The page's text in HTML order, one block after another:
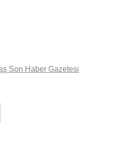
Son Haber Gazetesi